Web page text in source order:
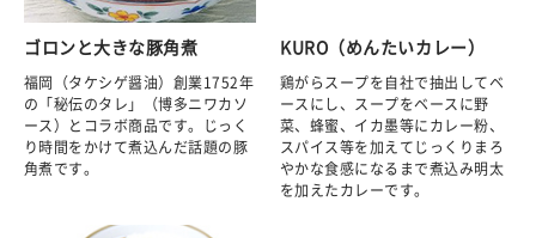
ゴロンと大きな豚角煮
福岡（タケシゲ醤油）創業1752年
の「秘伝のタレ」（博多ニワカソ
ース）とコラボ商品です。じっく
り時間をかけて煮込んだ話題の豚
角煮です。
KURO（めんたいカレー）
鶏がらスープを自社で抽出してベ
ースにし、スープをベースに野
菜、蜂蜜、イカ墨等にカレー粉、
スパイス等を加えてじっくりまろ
やかな食感になるまで煮込み明太
を加えたカレーです。